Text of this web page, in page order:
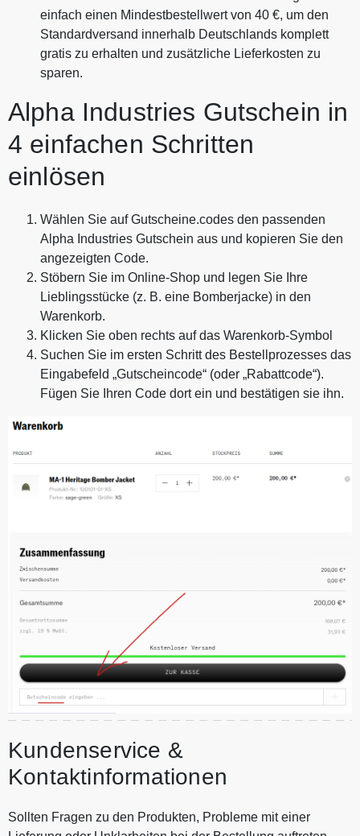
einfach einen Mindestbestellwert von 40 €, um den
Standardversand innerhalb Deutschlands komplett
gratis zu erhalten und zusätzliche Lieferkosten zu
sparen.
Alpha Industries Gutschein in
4 einfachen Schritten
einlösen
Wählen Sie auf Gutscheine.codes den passenden
Alpha Industries Gutschein aus und kopieren Sie den
angezeigten Code.
Stöbern Sie im Online-Shop und legen Sie Ihre
Lieblingsstücke (z. B. eine Bomberjacke) in den
Warenkorb.
Klicken Sie oben rechts auf das Warenkorb-Symbol
Suchen Sie im ersten Schritt des Bestellprozesses das
Eingabefeld „Gutscheincode“ (oder „Rabattcode“).
Fügen Sie Ihren Code dort ein und bestätigen sie ihn.
Kundenservice &
Kontaktinformationen
Sollten Fragen zu den Produkten, Probleme mit einer